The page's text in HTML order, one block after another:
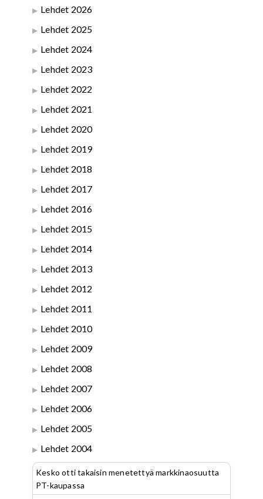
Lehdet 2026
Lehdet 2025
Lehdet 2024
Lehdet 2023
Lehdet 2022
Lehdet 2021
Lehdet 2020
Lehdet 2019
Lehdet 2018
Lehdet 2017
Lehdet 2016
Lehdet 2015
Lehdet 2014
Lehdet 2013
Lehdet 2012
Lehdet 2011
Lehdet 2010
Lehdet 2009
Lehdet 2008
Lehdet 2007
Lehdet 2006
Lehdet 2005
Lehdet 2004
Kesko otti takaisin menetettyä markkinaosuutta
PT-kaupassa